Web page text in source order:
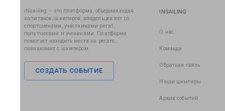
iNsailing – это платформа, объединяющая
капитанов, шкиперов, владельцев яхт со
спортсменами, участниками регат,
попутчиками и учениками. Платформа
помогает находить места на регате,
познакомит с шкипером.
СОЗДАТЬ СОБЫТИЕ
INSAILING
О нас
Команда
Обратная связь
Наши шкиперы
Архив событий